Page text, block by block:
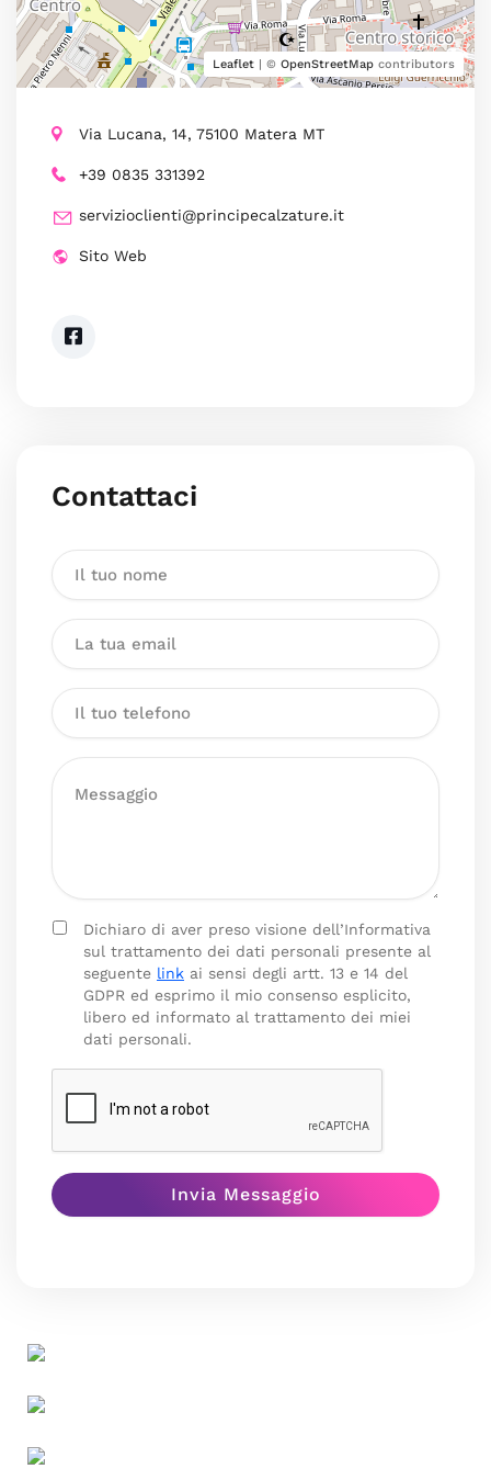
Leaflet | © OpenStreetMap contributors
Via Lucana, 14, 75100 Matera MT
+39 0835 331392
servizioclienti@principecalzature.it
Sito Web
Contattaci
Dichiaro di aver preso visione dell’Informativa
sul trattamento dei dati personali presente al
seguente link ai sensi degli artt. 13 e 14 del
GDPR ed esprimo il mio consenso esplicito,
libero ed informato al trattamento dei miei
dati personali.